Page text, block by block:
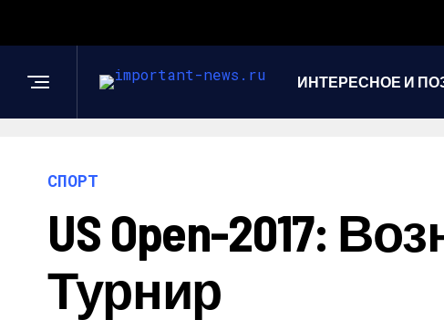
ИНТЕРЕСНОЕ И
СПОРТ
US Open-2017:
Турнир